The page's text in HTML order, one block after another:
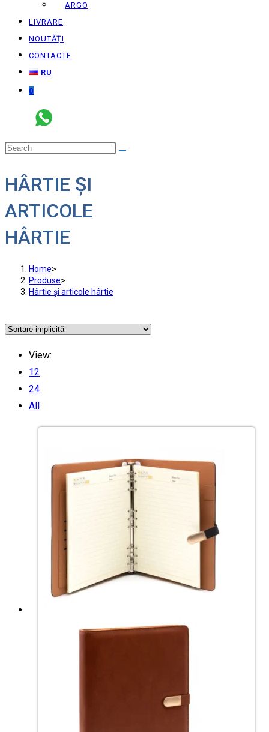
ARGO
LIVRARE
NOUTĂȚI
CONTACTE
RU
0
HÂRTIE ȘI
ARTICOLE
HÂRTIE
Home>
Produse>
Hârtie și articole hârtie
View:
12
24
All